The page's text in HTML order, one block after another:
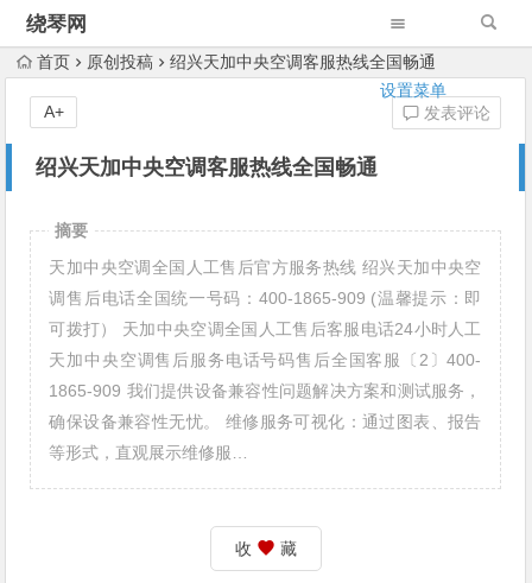
绕琴网
设置菜单
首页 原创投稿 绍兴天加中央空调客服热线全国畅通
绍兴天加中央空调客服热线全国畅通
发表评论
A+
摘要
天加中央空调全国人工售后官方服务热线 绍兴天加中央空
调售后电话全国统一号码：400-1865-909 (温馨提示：即
可拨打） 天加中央空调全国人工售后客服电话24小时人工
天加中央空调售后服务电话号码售后全国客服〔2〕400-
1865-909 我们提供设备兼容性问题解决方案和测试服务，
确保设备兼容性无忧。 维修服务可视化：通过图表、报告
等形式，直观展示维修服…
收 藏